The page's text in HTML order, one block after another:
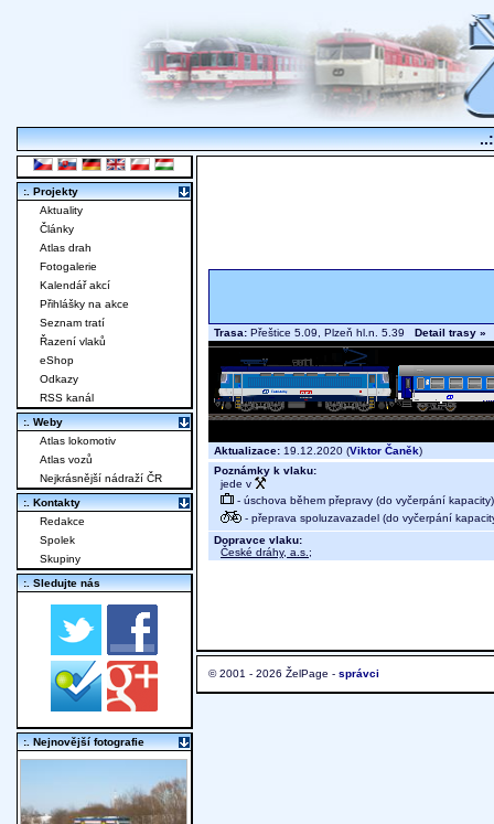
Trasa: Přeštice 5.09, Plzeň hl.n. 5.39 Detail trasy »
Aktualizace: 19.12.2020 (Viktor Čaněk)
Poznámky k vlaku:
jede v
- úschova během přepravy (do vyčerpání kapacity)
- přeprava spoluzavazadel (do vyčerpání
Dopravce vlaku:
České dráhy, a.s. ;
© 2001 - 2026 ŽelPage - správci
:. Projekty
Aktuality
Články
Atlas drah
Fotogalerie
Kalendář akcí
Přihlášky na akce
Seznam tratí
Řazení vlaků
eShop
Odkazy
RSS kanál
:. Weby
Atlas lokomotiv
Atlas vozů
Nejkrásnější nádraží ČR
:. Kontakty
Redakce
Spolek
Skupiny
:. Sledujte nás
:. Nejnovější fotografie